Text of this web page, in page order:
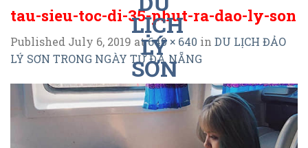
tau-sieu-toc-di-35-phut-ra-dao-ly-son
Published July 6, 2019 at640 × 640 in DU LỊCH ĐẢO
LÝ SƠN TRONG NGÀY TỪ ĐÀ NẴNG